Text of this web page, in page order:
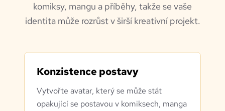
komiksy, mangu a příběhy, takže se vaše
identita může rozrůst v širší kreativní projekt.
Konzistence postavy
Vytvořte avatar, který se může stát
opakující se postavou v komiksech, manga